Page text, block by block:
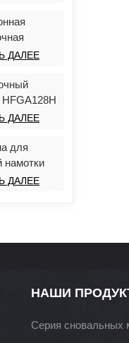
HF988D-
ДАЛЕЕ
HFGA128H
ДАЛЕЕ
для
намотки
ДАЛЕЕ
НАШИ
Серия сновальных